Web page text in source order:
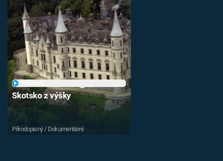
Skotsko z výšky
Přírodopisný / Dokumentární